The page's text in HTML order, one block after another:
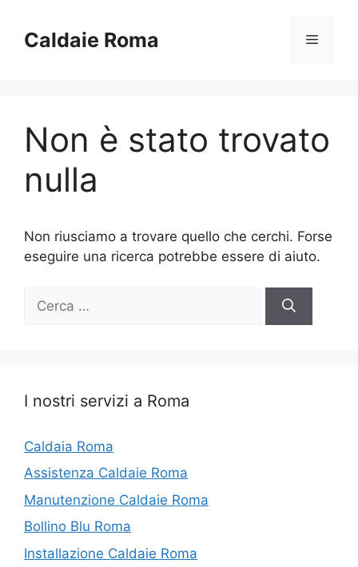
contenuto
Caldaie Roma Menu
Non è stato trovato
nulla
Non riusciamo a trovare quello che cerchi. Forse
eseguire una ricerca potrebbe essere di aiuto.
per:
I nostri servizi a Roma
Caldaia Roma
Assistenza Caldaie Roma
Manutenzione Caldaie Roma
Bollino Blu Roma
Installazione Caldaie Roma